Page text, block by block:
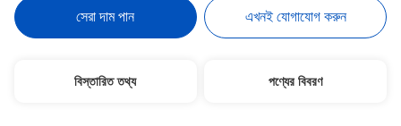
সেরা দাম পান এখনই যোগাযোগ করুন
বিস্তারিত তথ্য পণ্যের বিবরণ